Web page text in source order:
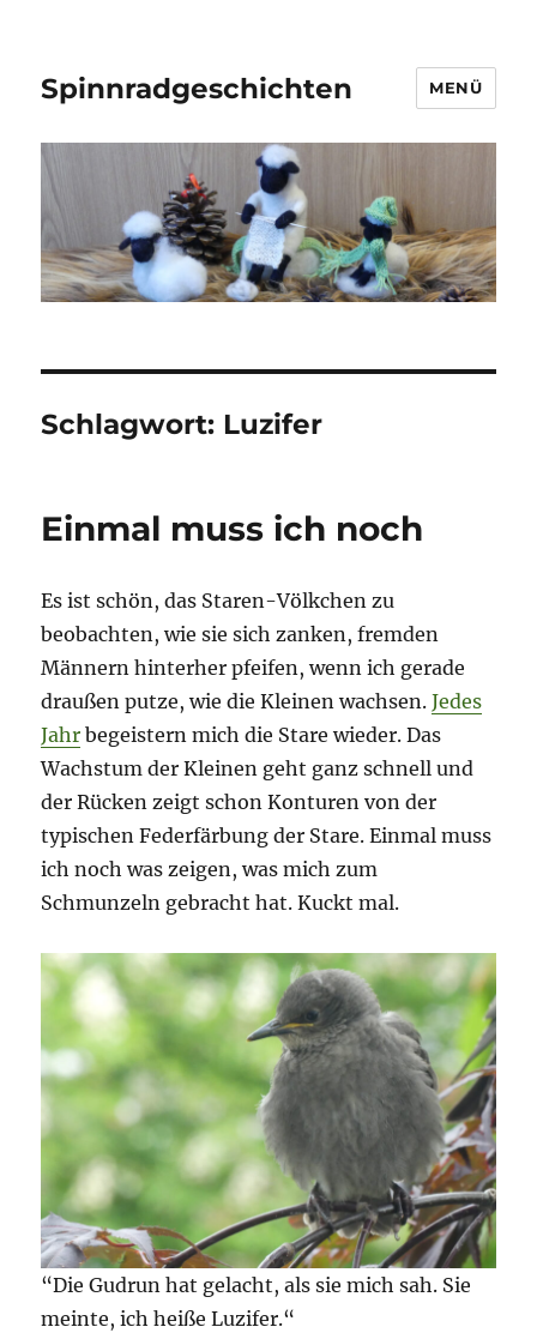
Spinnradgeschichten MENÜ
Schlagwort: Luzifer
Einmal muss ich noch
Es ist schön, das Staren-Völkchen zu
beobachten, wie sie sich zanken, fremden
Männern hinterher pfeifen, wenn ich gerade
draußen putze, wie die Kleinen wachsen.Jedes
Jahr begeistern mich die Stare wieder. Das
Wachstum der Kleinen geht ganz schnell und
der Rücken zeigt schon Konturen von der
typischen Federfärbung der Stare. Einmal muss
ich noch was zeigen, was mich zum
Schmunzeln gebracht hat. Kuckt mal.
“Die Gudrun hat gelacht, als sie mich sah. Sie
meinte, ich heiße Luzifer.“